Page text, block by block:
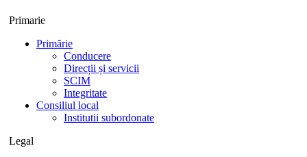
Primarie
Primărie
Conducere
Direcții și servicii
SCIM
Integritate
Consiliul local
Institutii subordonate
Legal